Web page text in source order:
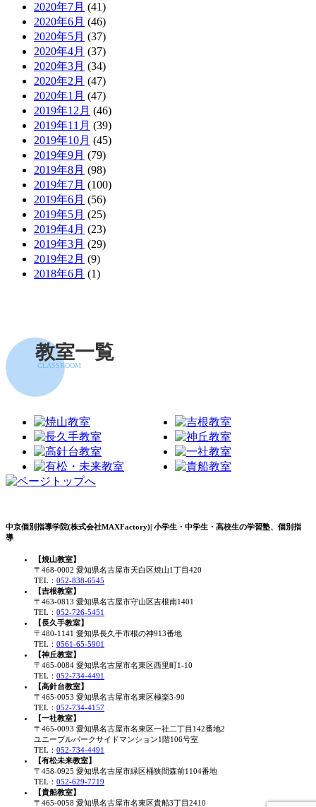
2020年7月 (41)
2020年6月 (46)
2020年5月 (37)
2020年4月 (37)
2020年3月 (34)
2020年2月 (47)
2020年1月 (47)
2019年12月 (46)
2019年11月 (39)
2019年10月 (45)
2019年9月 (79)
2019年8月 (98)
2019年7月 (100)
2019年6月 (56)
2019年5月 (25)
2019年4月 (23)
2019年3月 (29)
2019年2月 (9)
2018年6月 (1)
教室一覧
CLASSROOM
中京個別指導学院(株式会社MAXFactory)| 小学生・中学生・高校生の学習塾、個別指
導
【焼山教室】
〒468-0002 愛知県名古屋市天白区焼山1丁目420
TEL： 052-838-6545
【吉根教室】
〒463-0813 愛知県名古屋市守山区吉根南1401
TEL： 052-726-5451
【長久手教室】
〒480-1141 愛知県長久手市根の神913番地
TEL： 0561-65-5901
【神丘教室】
〒465-0084 愛知県名古屋市名東区西里町1-10
TEL： 052-734-4491
【高針台教室】
〒465-0053 愛知県名古屋市名東区極楽3-90
TEL： 052-734-4157
【一社教室】
〒465-0093 愛知県名古屋市名東区一社二丁目142番地2
ユニーブルパークサイドマンション1階106号室
TEL： 052-734-4491
【有松未来教室】
〒458-0925 愛知県名古屋市緑区桶狭間森前1104番地
TEL： 052-629-7719
【貴船教室】
〒465-0058 愛知県名古屋市名東区貴船3丁目2410